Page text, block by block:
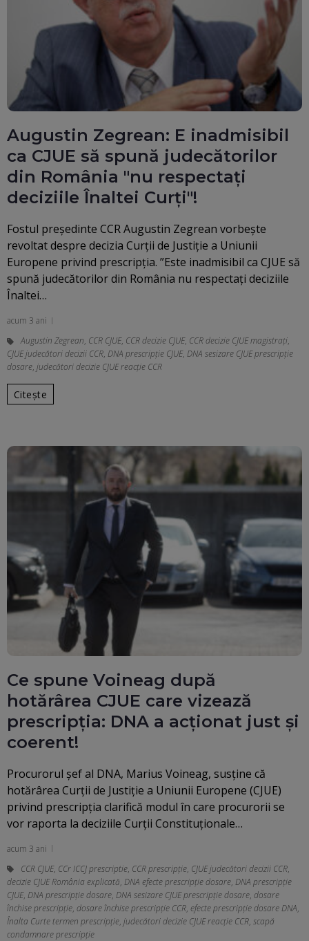
Augustin Zegrean: E inadmisibil
ca CJUE să spună judecătorilor
din România "nu respectați
deciziile Înaltei Curți"!
Fostul preşedinte CCR Augustin Zegrean vorbeşte
revoltat despre decizia Curţii de Justiţie a Uniunii
Europene privind prescripţia. ”Este inadmisibil ca CJUE să
spună judecătorilor din România nu respectaţi deciziile
Înaltei…
acum 3 ani
Augustin Zegrean, CCR CJUE, CCR decizie CJUE, CCR decizie CJUE magistrați,
CJUE judecători decizii CCR, DNA prescripție CJUE, DNA sesizare CJUE prescripție
dosare, judecători decizie CJUE reacție CCR
Citește
Ce spune Voineag după
hotărârea CJUE care vizează
prescripția: DNA a acționat just și
coerent!
Procurorul şef al DNA, Marius Voineag, susţine că
hotărârea Curţii de Justiţie a Uniunii Europene (CJUE)
privind prescripţia clarifică modul în care procurorii se
vor raporta la deciziile Curţii Constituţionale…
acum 3 ani
CCR CJUE, CCr ICCJ prescriptie, CCR prescripție, CJUE judecători decizii CCR,
decizie CJUE România explicată, DNA efecte prescripție dosare, DNA prescripție
CJUE, DNA prescripție dosare, DNA sesizare CJUE prescripție dosare, dosare
închise prescripție, dosare închise prescripție CCR, efecte prescripție dosare DNA,
Înalta Curte termen prescripție, judecători decizie CJUE reacție CCR, scapă
condamnare prescripţie